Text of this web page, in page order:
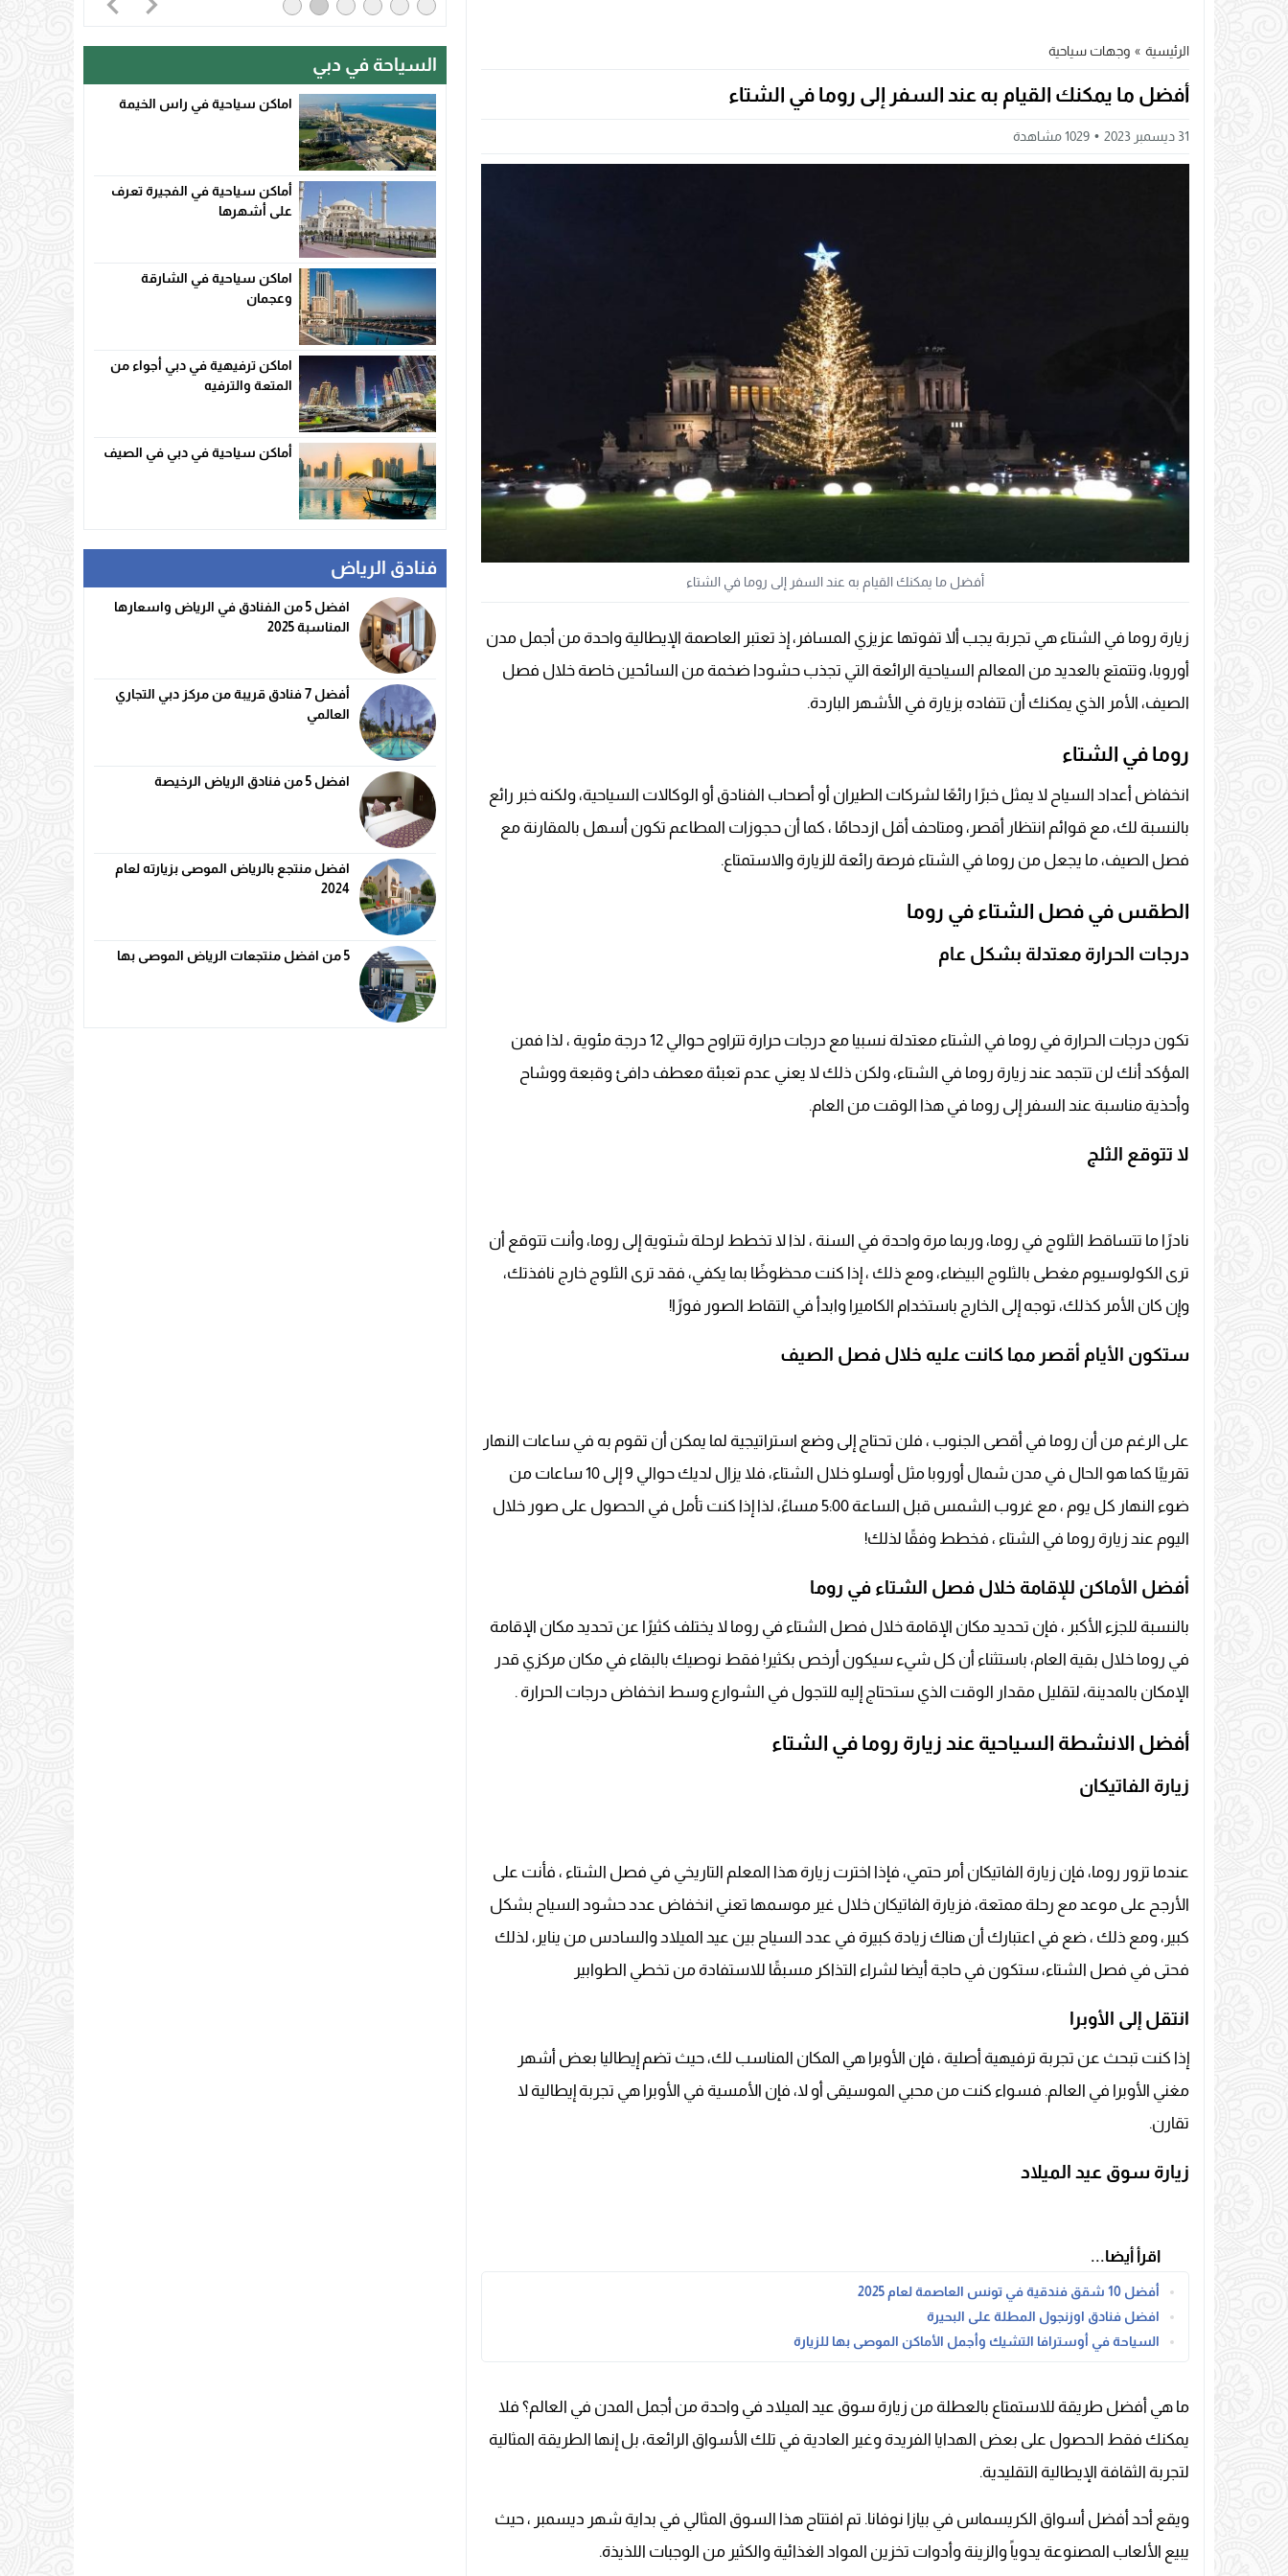
الرئيسية » وجهات سياحية
أفضل ما يمكنك القيام به عند السفر إلى روما في الشتاء
31 ديسمبر 2023 1029مشاهدة
أفضل ما يمكنك القيام به عند السفر إلى روما في الشتاء
زيارة روما في الشتاء هي تجربة يجب ألا تفوتها عزيزي المسافر، إذ تعتبر العاصمة الإيطالية واحدة من أجمل مدن
أوروبا، وتتمتع بالعديد من المعالم السياحية الرائعة التي تجذب حشودا ضخمة من السائحين خاصة خلال فصل
الصيف، الأمر الذي يمكنك أن تتفاده بزيارة في الأشهر الباردة.
روما في الشتاء
انخفاض أعداد السياح لا يمثل خبرًا رائعًا لشركات الطيران أو أصحاب الفنادق أو الوكالات السياحية، ولكنه خبر رائع
بالنسبة لك، مع قوائم انتظار أقصر، ومتاحف أقل ازدحامًا ، كما أن حجوزات المطاعم تكون أسهل بالمقارنة مع
فصل الصيف، ما يجعل من روما في الشتاء فرصة رائعة للزيارة والاستمتاع.
الطقس في فصل الشتاء في روما
درجات الحرارة معتدلة بشكل عام
تكون درجات الحرارة في روما في الشتاء معتدلة نسبيا مع درجات حرارة تتراوح حوالي 12 درجة مئوية ، لذا فمن
المؤكد أنك لن تتجمد عند زيارة روما في الشتاء، ولكن ذلك لا يعني عدم تعبئة معطف دافئ وقبعة ووشاح
وأحذية مناسبة عند السفر إلى روما في هذا الوقت من العام.
لا تتوقع الثلج
نادرًا ما تتساقط الثلوج في روما، وربما مرة واحدة في السنة ، لذا لا تخطط لرحلة شتوية إلى روما، وأنت تتوقع أن
ترى الكولوسيوم مغطى بالثلوج البيضاء، ومع ذلك ، إذا كنت محظوظًا بما يكفي، فقد ترى الثلوج خارج نافذتك،
وإن كان الأمر كذلك، توجه إلى الخارج باستخدام الكاميرا وابدأ في التقاط الصور فورًا!
ستكون الأيام أقصر مما كانت عليه خلال فصل الصيف
على الرغم من أن روما في أقصى الجنوب ، فلن تحتاج إلى وضع استراتيجية لما يمكن أن تقوم به في ساعات النهار
تقريبًا كما هو الحال في مدن شمال أوروبا مثل أوسلو خلال الشتاء، فلا يزال لديك حوالي 9 إلى 10 ساعات من
ضوء النهار كل يوم ، مع غروب الشمس قبل الساعة 5:00 مساءً، لذا إذا كنت تأمل في الحصول على صور خلال
اليوم عند زيارة روما في الشتاء ، فخطط وفقًا لذلك!
أفضل الأماكن للإقامة خلال فصل الشتاء في روما
بالنسبة للجزء الأكبر ، فإن تحديد مكان الإقامة خلال فصل الشتاء في روما لا يختلف كثيرًا عن تحديد مكان الإقامة
في روما خلال بقية العام، باستثناء أن كل شيء سيكون أرخص بكثير! فقط نوصيك بالبقاء في مكان مركزي قدر
الإمكان بالمدينة، لتقليل مقدار الوقت الذي ستحتاج إليه للتجول في الشوارع وسط انخفاض درجات الحرارة .
أفضل الانشطة السياحية عند زيارة روما في الشتاء
زيارة الفاتيكان
عندما تزور روما، فإن زيارة الفاتيكان أمر حتمي، فإذا اخترت زيارة هذا المعلم التاريخي في فصل الشتاء ، فأنت على
الأرجح على موعد مع رحلة ممتعة، فزيارة الفاتيكان خلال غير موسمها تعني انخفاض عدد حشود السياح بشكل
كبير، ومع ذلك ، ضع في اعتبارك أن هناك زيادة كبيرة في عدد السياح بين عيد الميلاد والسادس من يناير، لذلك
فحتى في فصل الشتاء، ستكون في حاجة أيضا لشراء التذاكر مسبقًا للاستفادة من تخطي الطوابير
انتقل إلى الأوبرا
إذا كنت تبحث عن تجربة ترفيهية أصلية ، فإن الأوبرا هي المكان المناسب لك، حيث تضم إيطاليا بعض أشهر
مغني الأوبرا في العالم. فسواء كنت من محبي الموسيقى أو لا، فإن الأمسية في الأوبرا هي تجربة إيطالية لا
تقارن.
زيارة سوق عيد الميلاد
اقرأ أيضا...
أفضل 10 شقق فندقية في تونس العاصمة لعام 2025
افضل فنادق اوزنجول المطلة على البحيرة
السياحة في أوسترافا التشيك وأجمل الأماكن الموصى بها للزيارة
ما هي أفضل طريقة للاستمتاع بالعطلة من زيارة سوق عيد الميلاد في واحدة من أجمل المدن في العالم؟ فلا
يمكنك فقط الحصول على بعض الهدايا الفريدة وغير العادية في تلك الأسواق الرائعة، بل إنها الطريقة المثالية
لتجربة الثقافة الإيطالية التقليدية.
ويقع أحد أفضل أسواق الكريسماس في بيازا نوفانا. تم افتتاح هذا السوق المثالي في بداية شهر ديسمبر ، حيث
يبيع الألعاب المصنوعة يدوياً والزينة وأدوات تخزين المواد الغذائية والكثير من الوجبات اللذيذة.
السياحة في دبي
اماكن سياحية في راس الخيمة
أماكن سياحية في الفجيرة تعرف
على أشهرها
اماكن سياحية في الشارقة
وعجمان
اماكن ترفيهية في دبي أجواء من
المتعة والترفيه
أماكن سياحية في دبي في الصيف
فنادق الرياض
افضل 5 من الفنادق في الرياض واسعارها
المناسبة 2025
أفضل 7 فنادق قريبة من مركز دبي التجاري
العالمي
افضل 5 من فنادق الرياض الرخيصة
افضل منتجع بالرياض الموصى بزيارته لعام
2024
5 من افضل منتجعات الرياض الموصى بها